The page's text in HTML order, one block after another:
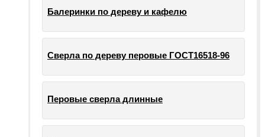
Балеринки по дереву и кафелю
Сверла по дереву перовые ГОСТ16518-96
Перовые сверла длинные